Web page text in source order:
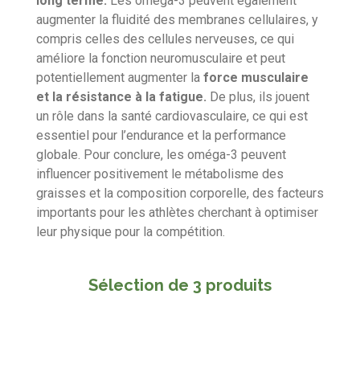
augmenter la fluidité des membranes cellulaires, y
compris celles des cellules nerveuses, ce qui
améliore la fonction neuromusculaire et peut
potentiellement augmenter la force musculaire
et la résistance à la fatigue. De plus, ils jouent
un rôle dans la santé cardiovasculaire, ce qui est
essentiel pour l’endurance et la performance
globale. Pour conclure, les oméga-3 peuvent
influencer positivement le métabolisme des
graisses et la composition corporelle, des facteurs
importants pour les athlètes cherchant à optimiser
leur physique pour la compétition.
Sélection de 3 produits